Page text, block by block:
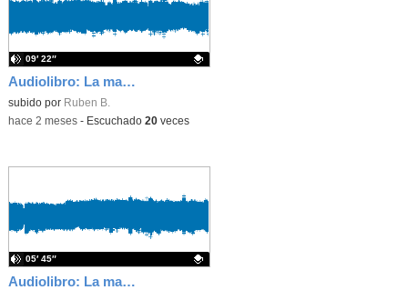
Audiolibro: La marca, capítulo 3
Contenido educativo.
subido por Ruben B.
09′ 22″
-hace 2 meses- Escuchado 20veces
Audiolibro: La marca, capítulo 2
05′ 45″